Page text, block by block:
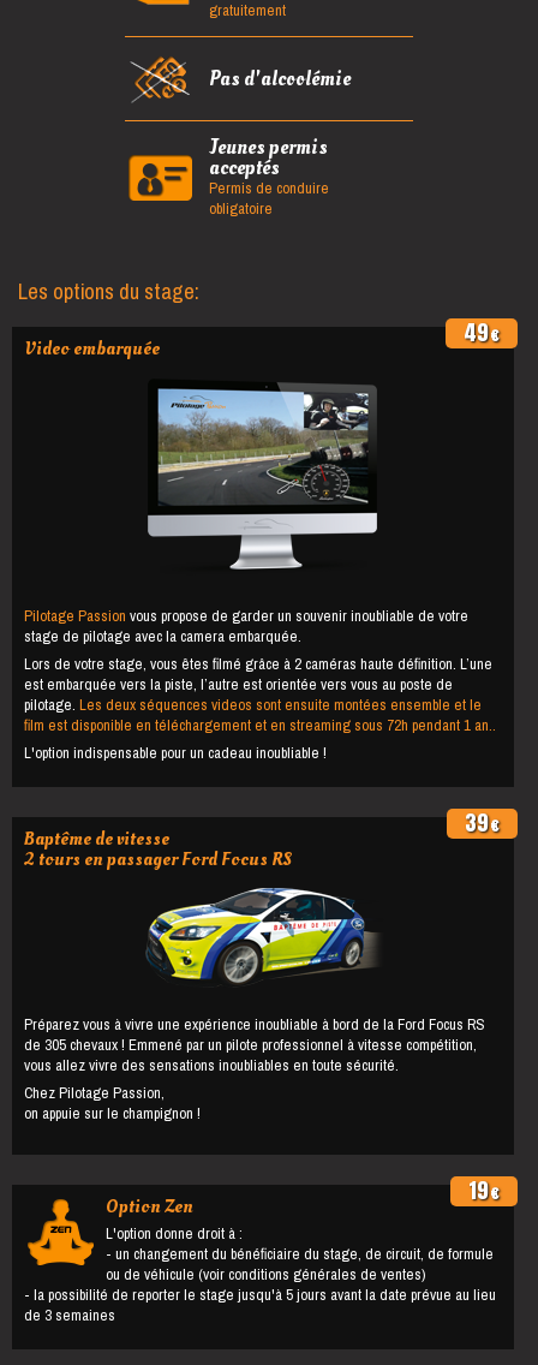
gratuitement
Pas d'alcoolémie
Jeunes permis
acceptés
Permis de conduire
obligatoire
Les options du stage:
Video embarquée
49€
Pilotage Passionvous propose de garder un souvenir inoubliable de votre
stage de pilotage avec la camera embarquée.
Lors de votre stage, vous êtes filmé grâce à 2 caméras haute définition. L’une
est embarquée vers la piste, l’autre est orientée vers vous au poste de
pilotage.Les deux séquences videos sont ensuite montées ensemble et le
film est disponible en téléchargement et en streaming sous 72h pendant 1 an..
L'option indispensable pour un cadeau inoubliable !
Baptême de vitesse
2 tours en passager Ford Focus RS
39€
Préparez vous à vivre une expérience inoubliable à bord de la Ford Focus RS
de 305 chevaux ! Emmené par un pilote professionnel à vitesse compétition,
vous allez vivre des sensations inoubliables en toute sécurité.
Chez Pilotage Passion,
on appuie sur le champignon !
Option Zen
19€
L'option donne droit à :
- un changement du bénéficiaire du stage, de circuit, de formule
ou de véhicule (voir conditions générales de ventes)
- la possibilité de reporter le stage jusqu'à 5 jours avant la date prévue au lieu
de 3 semaines